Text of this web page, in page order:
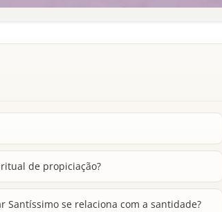
de propiciação?
Santíssimo se relaciona com a santidade?